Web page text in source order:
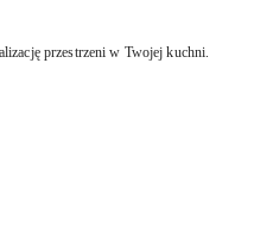
przestrzeni w Twojej kuchni.